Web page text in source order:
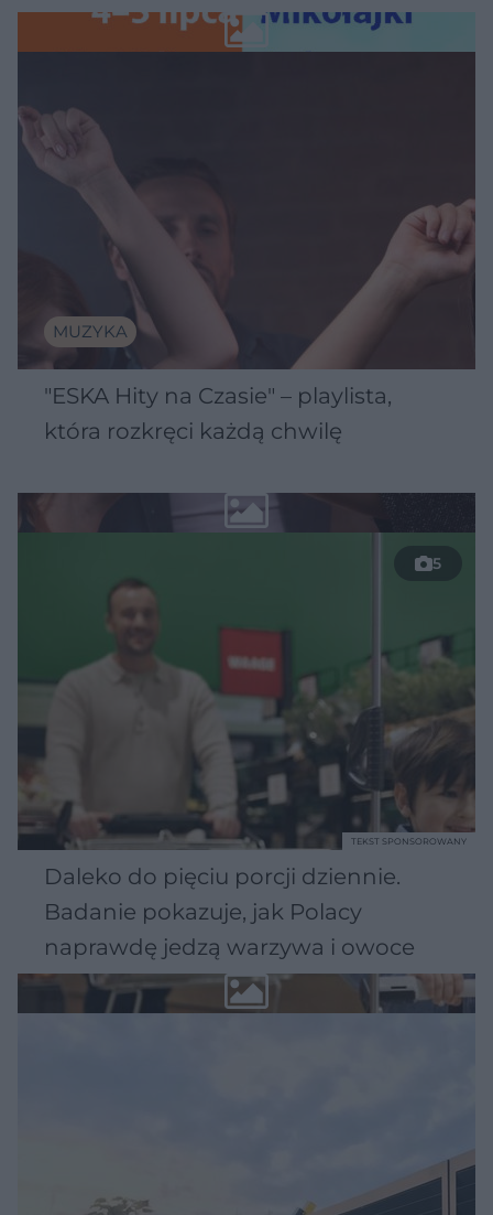
Wawelu
MUZYKA
"ESKA Hity na Czasie" – playlista,
która rozkręci każdą chwilę
5
Daleko do pięciu porcji dziennie.
Badanie pokazuje, jak Polacy
naprawdę jedzą warzywa i owoce
TEKST SPONSOROWANY